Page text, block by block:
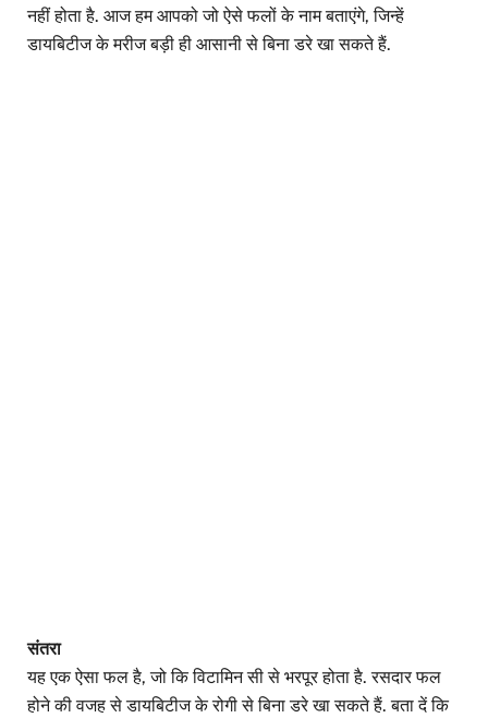
नहीं होता है. आज हम आपको जो ऐसे फलों के नाम बताएंगे, जिन्हें
डायबिटीज के मरीज बड़ी ही आसानी से बिना डरे खा सकते हैं.
संतरा
यह एक ऐसा फल है, जो कि विटामिन सी से भरपूर होता है. रसदार फल
होने की वजह से डायबिटीज के रोगी से बिना डरे खा सकते हैं. बता दें कि